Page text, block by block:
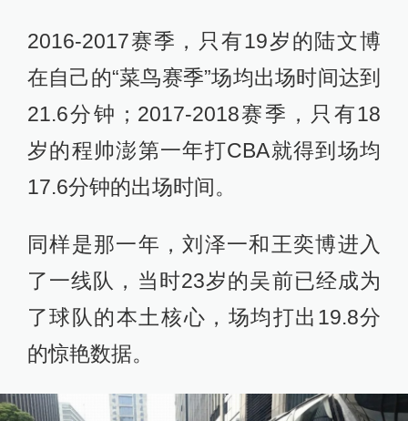
2016-2017赛季，只有19岁的陆文博
在自己的“菜鸟赛季”场均出场时间达到
21.6分钟；2017-2018赛季，只有18
岁的程帅澎第一年打CBA就得到场均
17.6分钟的出场时间。
同样是那一年，刘泽一和王奕博进入
了一线队，当时23岁的吴前已经成为
了球队的本土核心，场均打出19.8分
的惊艳数据。